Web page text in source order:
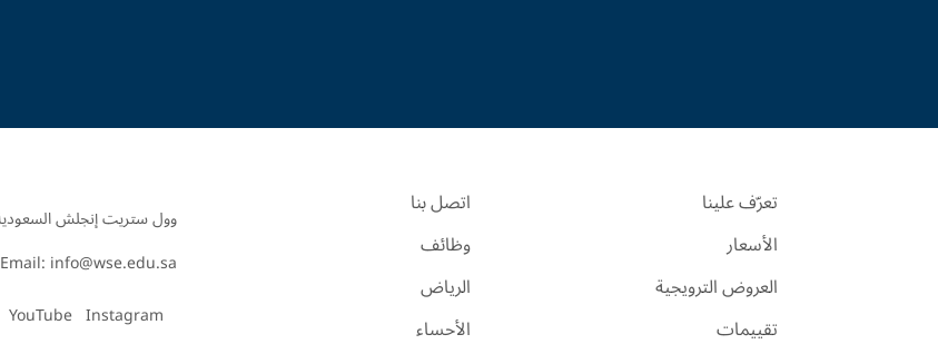
تعرّف علينا
الأسعار
العروض الترويجية
تقييمات
اتصل بنا
وظائف
الرياض
الأحساء
Email: info@wse.edu.sa
Instagram
YouTube